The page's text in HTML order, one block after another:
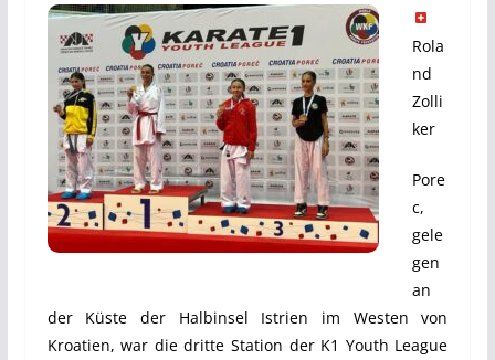
Rola
nd
Zolli
ker
Pore
c,
gele
gen
an
der Küste der Halbinsel Istrien im Westen von
Kroatien, war die dritte Station der K1 Youth League